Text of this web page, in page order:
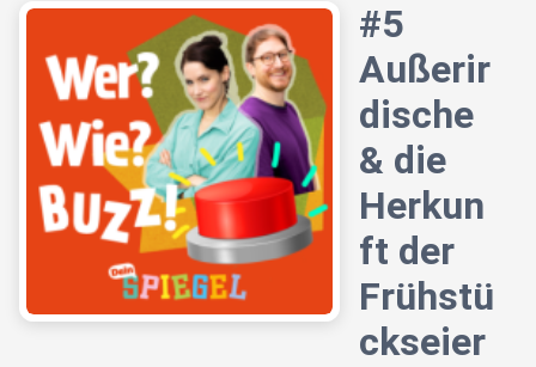
#5
Außerir
dische
& die
Herkun
ft der
Frühstü
ckseier